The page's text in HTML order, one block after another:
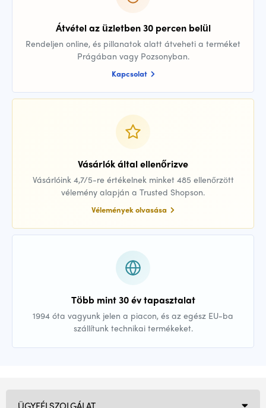
Átvétel az üzletben 30 percen belül
Rendeljen online, és pillanatok alatt átveheti a terméket
Prágában vagy Pozsonyban.
Kapcsolat
Vásárlók által ellenőrizve
Vásárlóink 4,7/5-re értékelnek minket 485 ellenőrzött
vélemény alapján a Trusted Shopson.
Vélemények olvasása
Több mint 30 év tapasztalat
1994 óta vagyunk jelen a piacon, és az egész EU-ba
szállítunk technikai termékeket.
ÜGYFÉLSZOLGÁLAT